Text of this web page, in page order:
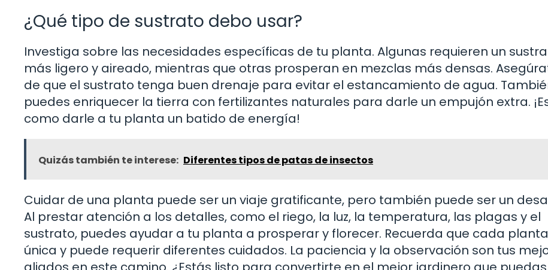
¿Qué tipo de sustrato debo usar?
Investiga sobre las necesidades específicas de tu planta. Algunas requieren un
más ligero y aireado, mientras que otras prosperan en mezclas más densas.
de que el sustrato tenga buen drenaje para evitar el estancamiento de agua.
puedes enriquecer la tierra con fertilizantes naturales para darle un empujón extra.
como darle a tu planta un batido de energía!
Quizás también te interese: Diferentes tipos de patas de insectos
Cuidar de una planta puede ser un viaje gratificante, pero también puede ser un
Al prestar atención a los detalles, como el riego, la luz, la temperatura, las plagas y el
sustrato, puedes ayudar a tu planta a prosperar y florecer. Recuerda que cada
única y puede requerir diferentes cuidados. La paciencia y la observación son tus